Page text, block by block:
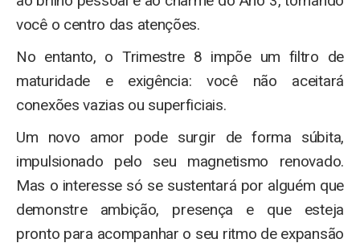
você o centro das atenções.
No entanto, o Trimestre 8 impõe um filtro de
maturidade e exigência: você não aceitará
conexões vazias ou superficiais.
Um novo amor pode surgir de forma súbita,
impulsionado pelo seu magnetismo renovado.
Mas o interesse só se sustentará por alguém que
demonstre ambição, presença e que esteja
pronto para acompanhar o seu ritmo de expansão